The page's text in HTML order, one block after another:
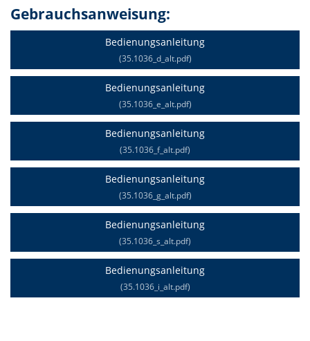
Gebrauchsanweisung:
Bedienungsanleitung
(35.1036_d_alt.pdf)
Bedienungsanleitung
(35.1036_e_alt.pdf)
Bedienungsanleitung
(35.1036_f_alt.pdf)
Bedienungsanleitung
(35.1036_g_alt.pdf)
Bedienungsanleitung
(35.1036_s_alt.pdf)
Bedienungsanleitung
(35.1036_i_alt.pdf)